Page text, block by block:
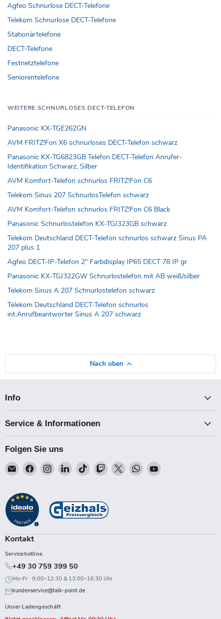
Agfeo Schnurlose DECT-Telefone
Telekom Schnurlose DECT-Telefone
Stationärtelefone
DECT-Telefone
Festnetztelefone
Seniorentelefone
WEITERE SCHNURLOSES DECT-TELEFON
Panasonic KX-TGE262GN
AVM FRITZ!Fon X6 schnurloses DECT-Telefon schwarz
Panasonic KX-TG6823GB Telefon DECT-Telefon Anrufer-
Identifikation Schwarz, Silber
AVM Komfort-Telefon schnurlos FRITZ!Fon C6
Telekom Sinus 207 SchnurlosTelefon schwarz
AVM Komfort-Telefon schnurlos FRITZ!Fon C6 Black
Panasonic Schnurlostelefon KX-TGJ323GB schwarz
Telekom Deutschland DECT-Telefon schnurlos schwarz Sinus PA
207 plus 1
Agfeo DECT-IP-Telefon 2" Farbdisplay IP65 DECT 78 IP gr
Panasonic KX-TGJ322GW Schnurlostelefon mit AB weiß/silber
Telekom Sinus A 207 Schnurlostelefon schwarz
Telekom Deutschland DECT-Telefon schnurlos
int.Anrufbeantworter Sinus A 207 schwarz
Nach oben
Info
Service & Informationen
Folgen Sie uns
Email
Talk-
Finden
Sie
auf
Facebook
Finden
Sie
auf
Instagram
Finden
Sie
auf
LinkedIn
Finden
Sie
auf
TikTok
Finden
Sie
Twitch
Finden
Sie
Finden
Sie
Finden
Kontakt
Servicehotline
+49 30 759 399 50
Mo–Fr · 9:00–12:30 & 13:00–16:30 Uhr
kundenservice@talk-point.de
Unser Ladengeschäft